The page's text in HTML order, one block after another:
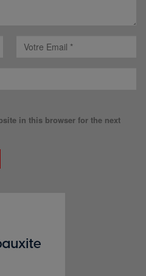
in this browser for the next